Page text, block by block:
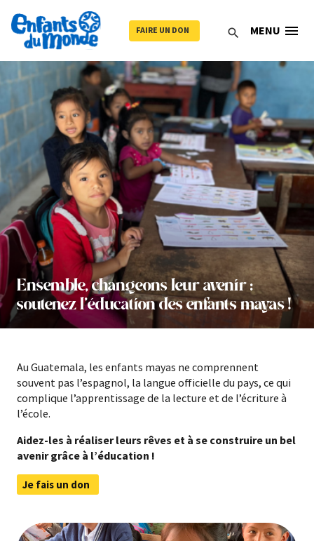
search
FAIRE UN DON MENU menu
Ensemble, changeons leur avenir :
soutenez l’éducation des enfants mayas !
Au Guatemala, les enfants mayas ne comprennent
souvent pas l’espagnol, la langue officielle du pays, ce qui
complique l’apprentissage de la lecture et de l’écriture à
l’école.
Aidez-les à réaliser leurs rêves et à se construire un bel
avenir grâce à l’éducation !
Je fais un don